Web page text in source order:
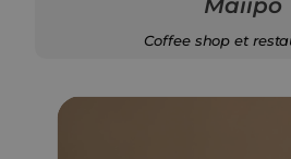
Maiipo
Coffee shop et